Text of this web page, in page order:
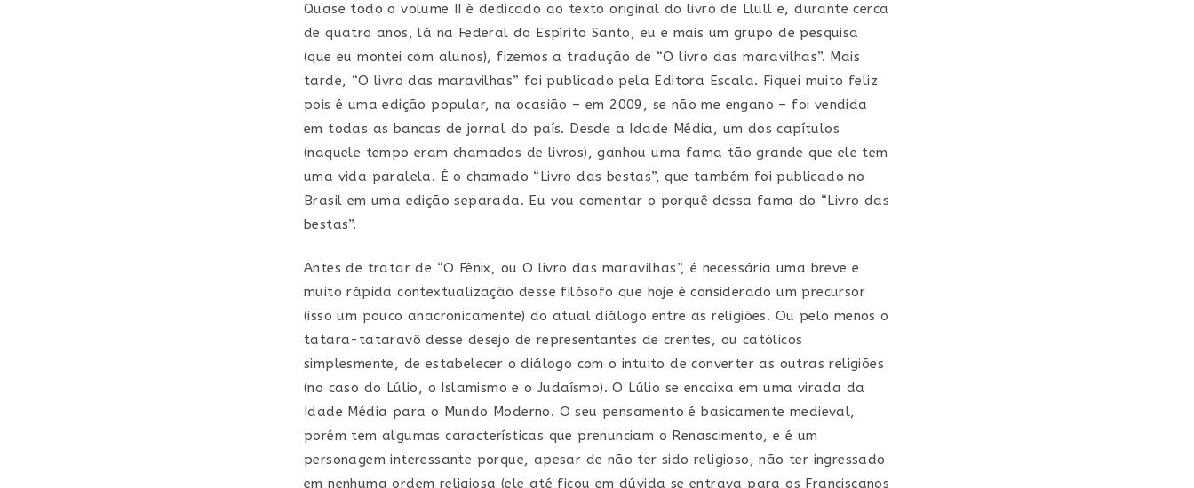
Quase todo o volume II é dedicado ao texto original do livro de Llull e, durante cerca
de quatro anos, lá na Federal do Espírito Santo, eu e mais um grupo de pesquisa
(que eu montei com alunos), fizemos a tradução de “O livro das maravilhas”. Mais
tarde, “O livro das maravilhas” foi publicado pela Editora Escala. Fiquei muito feliz
pois é uma edição popular, na ocasião – em 2009, se não me engano – foi vendida
em todas as bancas de jornal do país. Desde a Idade Média, um dos capítulos
(naquele tempo eram chamados de livros), ganhou uma fama tão grande que ele tem
uma vida paralela. É o chamado “Livro das bestas”, que também foi publicado no
Brasil em uma edição separada. Eu vou comentar o porquê dessa fama do “Livro das
bestas”.
Antes de tratar de “O Fênix, ou O livro das maravilhas”, é necessária uma breve e
muito rápida contextualização desse filósofo que hoje é considerado um precursor
(isso um pouco anacronicamente) do atual diálogo entre as religiões. Ou pelo menos o
tatara-tataravô desse desejo de representantes de crentes, ou católicos
simplesmente, de estabelecer o diálogo com o intuito de converter as outras religiões
(no caso do Lúlio, o Islamismo e o Judaísmo). O Lúlio se encaixa em uma virada da
Idade Média para o Mundo Moderno. O seu pensamento é basicamente medieval,
porém tem algumas características que prenunciam o Renascimento, e é um
personagem interessante porque, apesar de não ter sido religioso, não ter ingressado
em nenhuma ordem religiosa (ele até ficou em dúvida se entrava para os Franciscanos